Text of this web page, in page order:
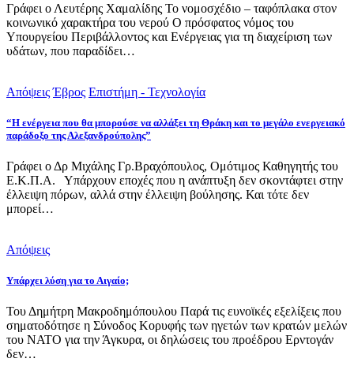
Γράφει ο Λευτέρης Χαμαλίδης Το νομοσχέδιο – ταφόπλακα στον
κοινωνικό χαρακτήρα του νερού Ο πρόσφατος νόμος του
Υπουργείου Περιβάλλοντος και Ενέργειας για τη διαχείριση των
υδάτων, που παραδίδει…
Απόψεις Έβρος Επιστήμη - Τεχνολογία
“Η ενέργεια που θα μπορούσε να αλλάξει τη Θράκη και το μεγάλο ενεργειακό
παράδοξο της Αλεξανδρούπολης”
Γράφει ο Δρ Μιχάλης Γρ.Βραχόπουλος, Ομότιμος Καθηγητής του
Ε.Κ.Π.Α. Υπάρχουν εποχές που η ανάπτυξη δεν σκοντάφτει στην
έλλειψη πόρων, αλλά στην έλλειψη βούλησης. Και τότε δεν
μπορεί…
Απόψεις
Υπάρχει λύση για το Αιγαίο;
Του Δημήτρη Μακροδημόπουλου Παρά τις ευνοϊκές εξελίξεις που
σηματοδότησε η Σύνοδος Κορυφής των ηγετών των κρατών μελών
του ΝΑΤΟ για την Άγκυρα, οι δηλώσεις του προέδρου Ερντογάν
δεν…